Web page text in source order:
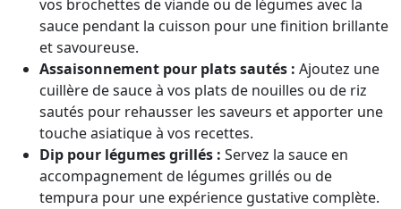
vos brochettes de viande ou de légumes avec la
sauce pendant la cuisson pour une finition brillante
et savoureuse.
Assaisonnement pour plats sautés : Ajoutez une
cuillère de sauce à vos plats de nouilles ou de riz
sautés pour rehausser les saveurs et apporter une
touche asiatique à vos recettes.
Dip pour légumes grillés : Servez la sauce en
accompagnement de légumes grillés ou de
tempura pour une expérience gustative complète.